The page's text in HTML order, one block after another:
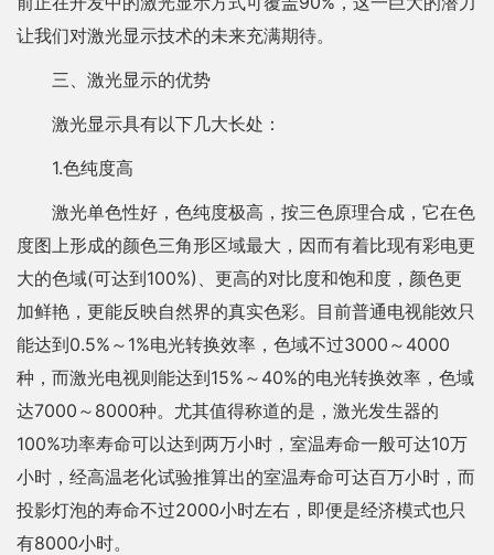
让我们对激光显示技术的未来充满期待。
三、激光显示的优势
激光显示具有以下几大长处：
1.色纯度高
激光单色性好，色纯度极高，按三色原理合成，它在色
度图上形成的颜色三角形区域最大，因而有着比现有彩电更
大的色域(可达到100%)、更高的对比度和饱和度，颜色更
加鲜艳，更能反映自然界的真实色彩。目前普通电视能效只
能达到0.5%～1%电光转换效率，色域不过3000～4000
种，而激光电视则能达到15%～40%的电光转换效率，色域
达7000～8000种。尤其值得称道的是，激光发生器的
100%功率寿命可以达到两万小时，室温寿命一般可达10万
小时，经高温老化试验推算出的室温寿命可达百万小时，而
投影灯泡的寿命不过2000小时左右，即便是经济模式也只
有8000小时。